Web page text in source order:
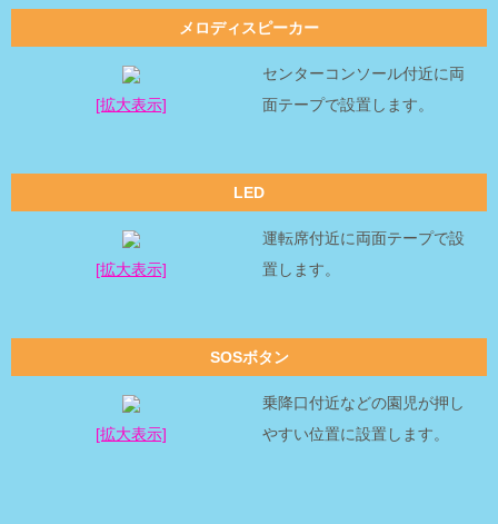
メロディスピーカー
[拡大表示]
センターコンソール付近に両
面テープで設置します。
LED
[拡大表示]
運転席付近に両面テープで設
置します。
SOSボタン
[拡大表示]
乗降口付近などの園児が押し
やすい位置に設置します。